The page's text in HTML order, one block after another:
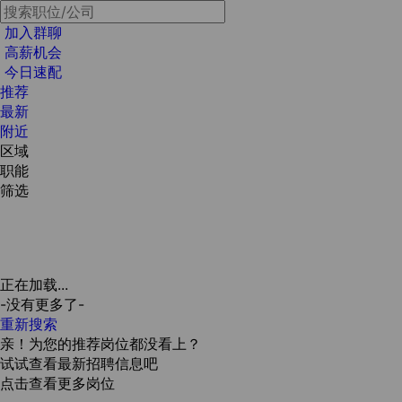
加入群聊
高薪机会
今日速配
推荐
最新
附近
区域
职能
筛选
正在加载...
-没有更多了-
重新搜索
亲！为您的推荐岗位都没看上？
试试查看最新招聘信息吧
点击查看更多岗位